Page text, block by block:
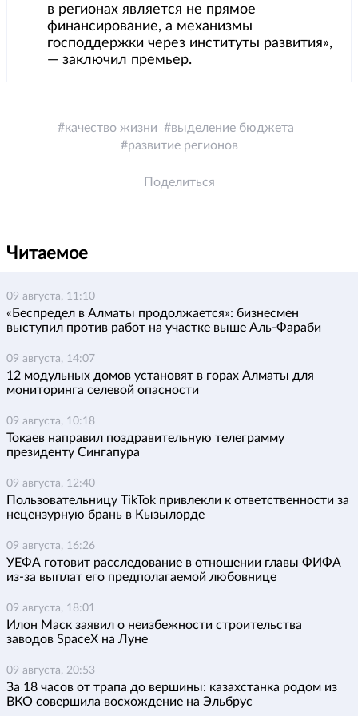
в регионах является не прямое
финансирование, а механизмы
господдержки через институты развития»,
— заключил премьер.
качество жизни
выделение бюджета
развитие регионов
Поделиться
Читаемое
09 августа, 11:10
«Беспредел в Алматы продолжается»: бизнесмен
выступил против работ на участке выше Аль-Фараби
09 августа, 14:07
12 модульных домов установят в горах Алматы для
мониторинга селевой опасности
09 августа, 10:18
Токаев направил поздравительную телеграмму
президенту Сингапура
09 августа, 12:40
Пользовательницу TikTok привлекли к ответственности за
нецензурную брань в Кызылорде
09 августа, 16:26
УЕФА готовит расследование в отношении главы ФИФА
из-за выплат его предполагаемой любовнице
09 августа, 18:01
Илон Маск заявил о неизбежности строительства
заводов SpaceX на Луне
09 августа, 20:53
За 18 часов от трапа до вершины: казахстанка родом из
ВКО совершила восхождение на Эльбрус